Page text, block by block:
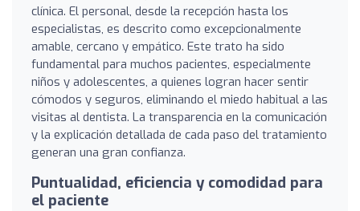
clínica. El personal, desde la recepción hasta los
especialistas, es descrito como excepcionalmente
amable, cercano y empático. Este trato ha sido
fundamental para muchos pacientes, especialmente
niños y adolescentes, a quienes logran hacer sentir
cómodos y seguros, eliminando el miedo habitual a las
visitas al dentista. La transparencia en la comunicación
y la explicación detallada de cada paso del tratamiento
generan una gran confianza.
Puntualidad, eficiencia y comodidad para
el paciente